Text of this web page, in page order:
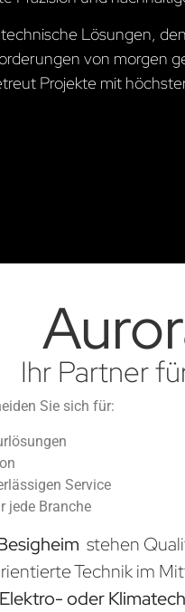
technische Lösungen,
von morgen
Projekte mit
Ihr Partner
Sie sich für:
Service
jede Branche
stehen
Technik im
oder